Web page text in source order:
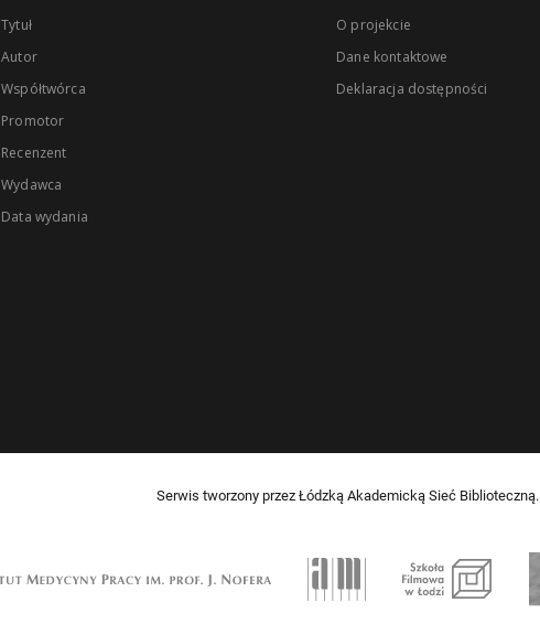
Tytuł
Autor
Współtwórca
Promotor
Recenzent
Wydawca
Data wydania
O projekcie
Dane kontaktowe
Deklaracja dostępności
Serwis tworzony przez Łódzką Akademicką Sieć Biblioteczną.